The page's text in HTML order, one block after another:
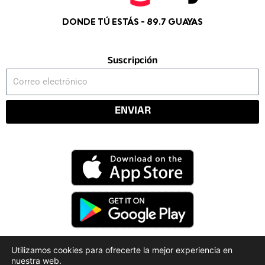
DONDE TÚ ESTÁS - 89.7 GUAYAS
Suscripción
ENVIAR
Código Deontológico
Utilizamos cookies para ofrecerte la mejor experiencia en
nuestra web.